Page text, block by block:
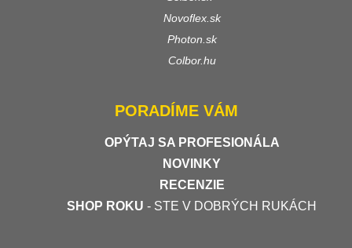
Novoflex.sk
Photon.sk
Colbor.hu
PORADÍME VÁM
OPÝTAJ SA PROFESIONÁLA
NOVINKY
RECENZIE
SHOP ROKU - STE V DOBRÝCH RUKÁCH